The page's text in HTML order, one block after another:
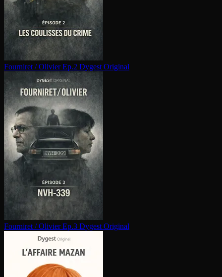
Fourniret / Olivier Ep.2 Dygest Original
Fourniret / Olivier Ep.3 Dygest Original